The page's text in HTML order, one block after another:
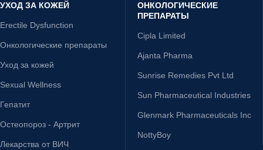
УХОД ЗА КОЖЕЙ
Erectile Dysfunction
Онкологические препараты
Уход за кожей
Sexual Wellness
Гепатит
Остеопороз - Артрит
Лекарства от ВИЧ
ОНКОЛОГИЧЕСКИЕ
ПРЕПАРАТЫ
Cipla Limited
Ajanta Pharma
Sunrise Remedies Pvt Ltd
Sun Pharmaceutical Industries
Glenmark Pharmaceuticals Inc
NottyBoy